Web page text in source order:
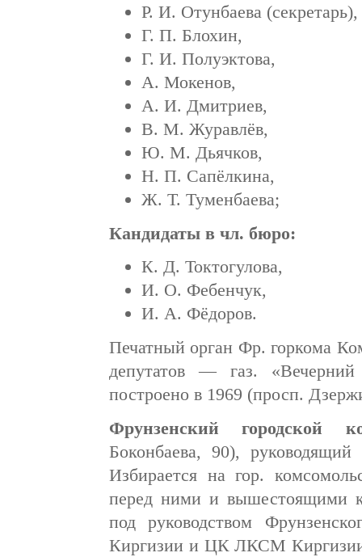
Р. И. Отунбаева (секретарь),
Г. П. Блохин,
Г. И. Полуэктова,
А. Мокенов,
А. И. Дмитриев,
В. М. Журавлёв,
Ю. М. Дьячков,
Н. П. Сапёлкина,
Ж. Т. Туменбаева;
Кандидаты в чл. бюро:
К. Д. Токтогулова,
И. О. Фебенчук,
И. А. Фёдоров.
Печатный орган Фр. горкома
депутатов — газ.
построено в 1969 (просп.
Фрунзенский городской
Боконбаева, 90),
Избирается на гор.
перед ними и вышестоящими
под руководством
Киргизии и ЦК ЛКСМ